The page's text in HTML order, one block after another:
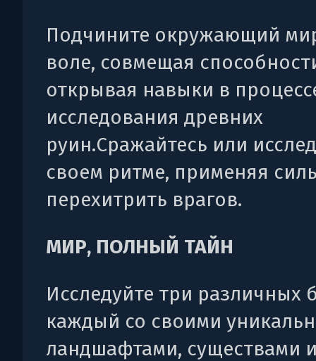
Подчините окружающий
воле, совмещая
открывая навыки в
исследования древних
руин.Сражайтесь или
своем ритме, применяя
перехитрить врагов.
МИР, ПОЛНЫЙ ТАЙН
Исследуйте три различных
каждый со своими
ландшафтами, существами